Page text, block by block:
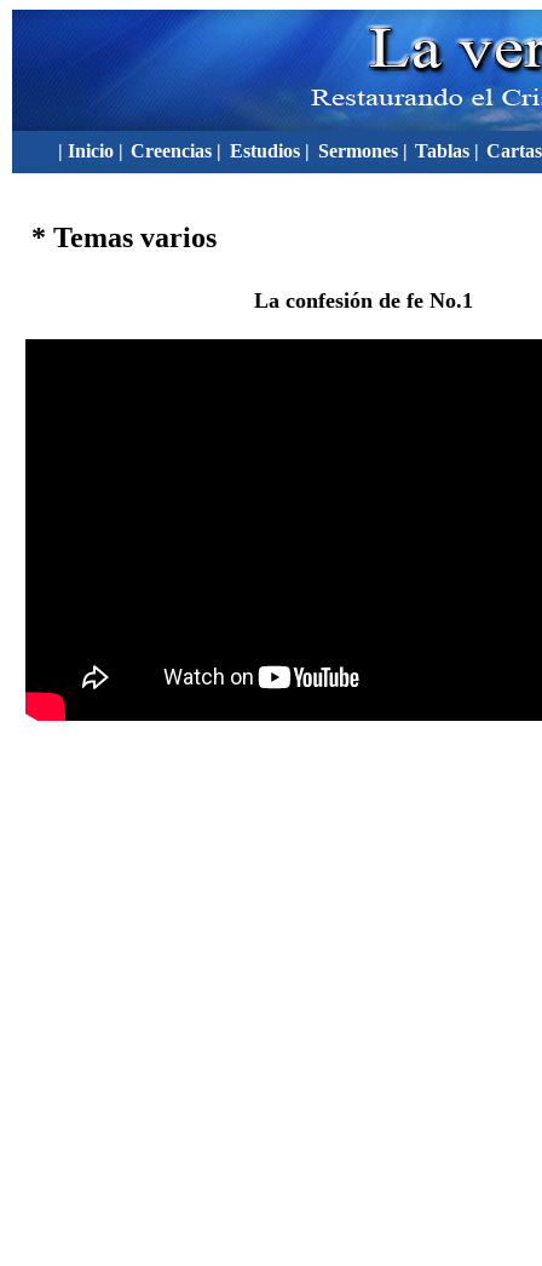
| Inicio | Creencias | Estudios | Sermones | Tablas |
* Temas varios
La confesión de fe No.1